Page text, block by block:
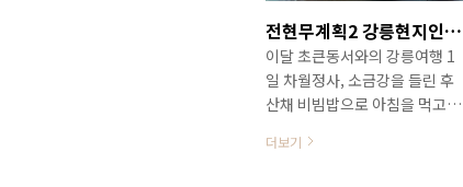
어 있는 판교테크원타워 2층에
자리하고 있고, 영업시간은 매
일 오전 11시 30분부터 오후 10
시 (주말, 공휴일 오후 9시 30
분)까지입니다.그리고 매일 오
후 3시부터 오후 5시 30분까지
전현무계획2 강릉현지인갈비맛집 / 강릉 강릉갈비
이달 초큰동서와의 강릉여행 1
일 차월정사, 소금강을 들린 후
산채 비빔밥으로 아침을 먹고
로 가는 도중 강릉 허균, 허난설
더보기